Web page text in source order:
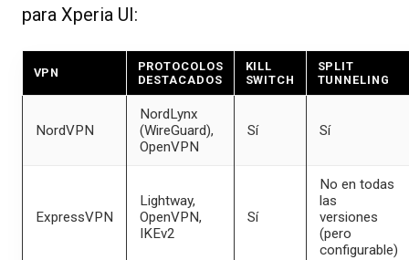
para Xperia UI:
VPN
PROTOCOLOS
DESTACADOS
KILL
SWITCH
SPLIT
TUNNELING
NordVPN
NordLynx
(WireGuard),
OpenVPN
Sí Sí
ExpressVPN
Lightway,
OpenVPN,
IKEv2
Sí
No en todas
las
versiones
(pero
configurable)